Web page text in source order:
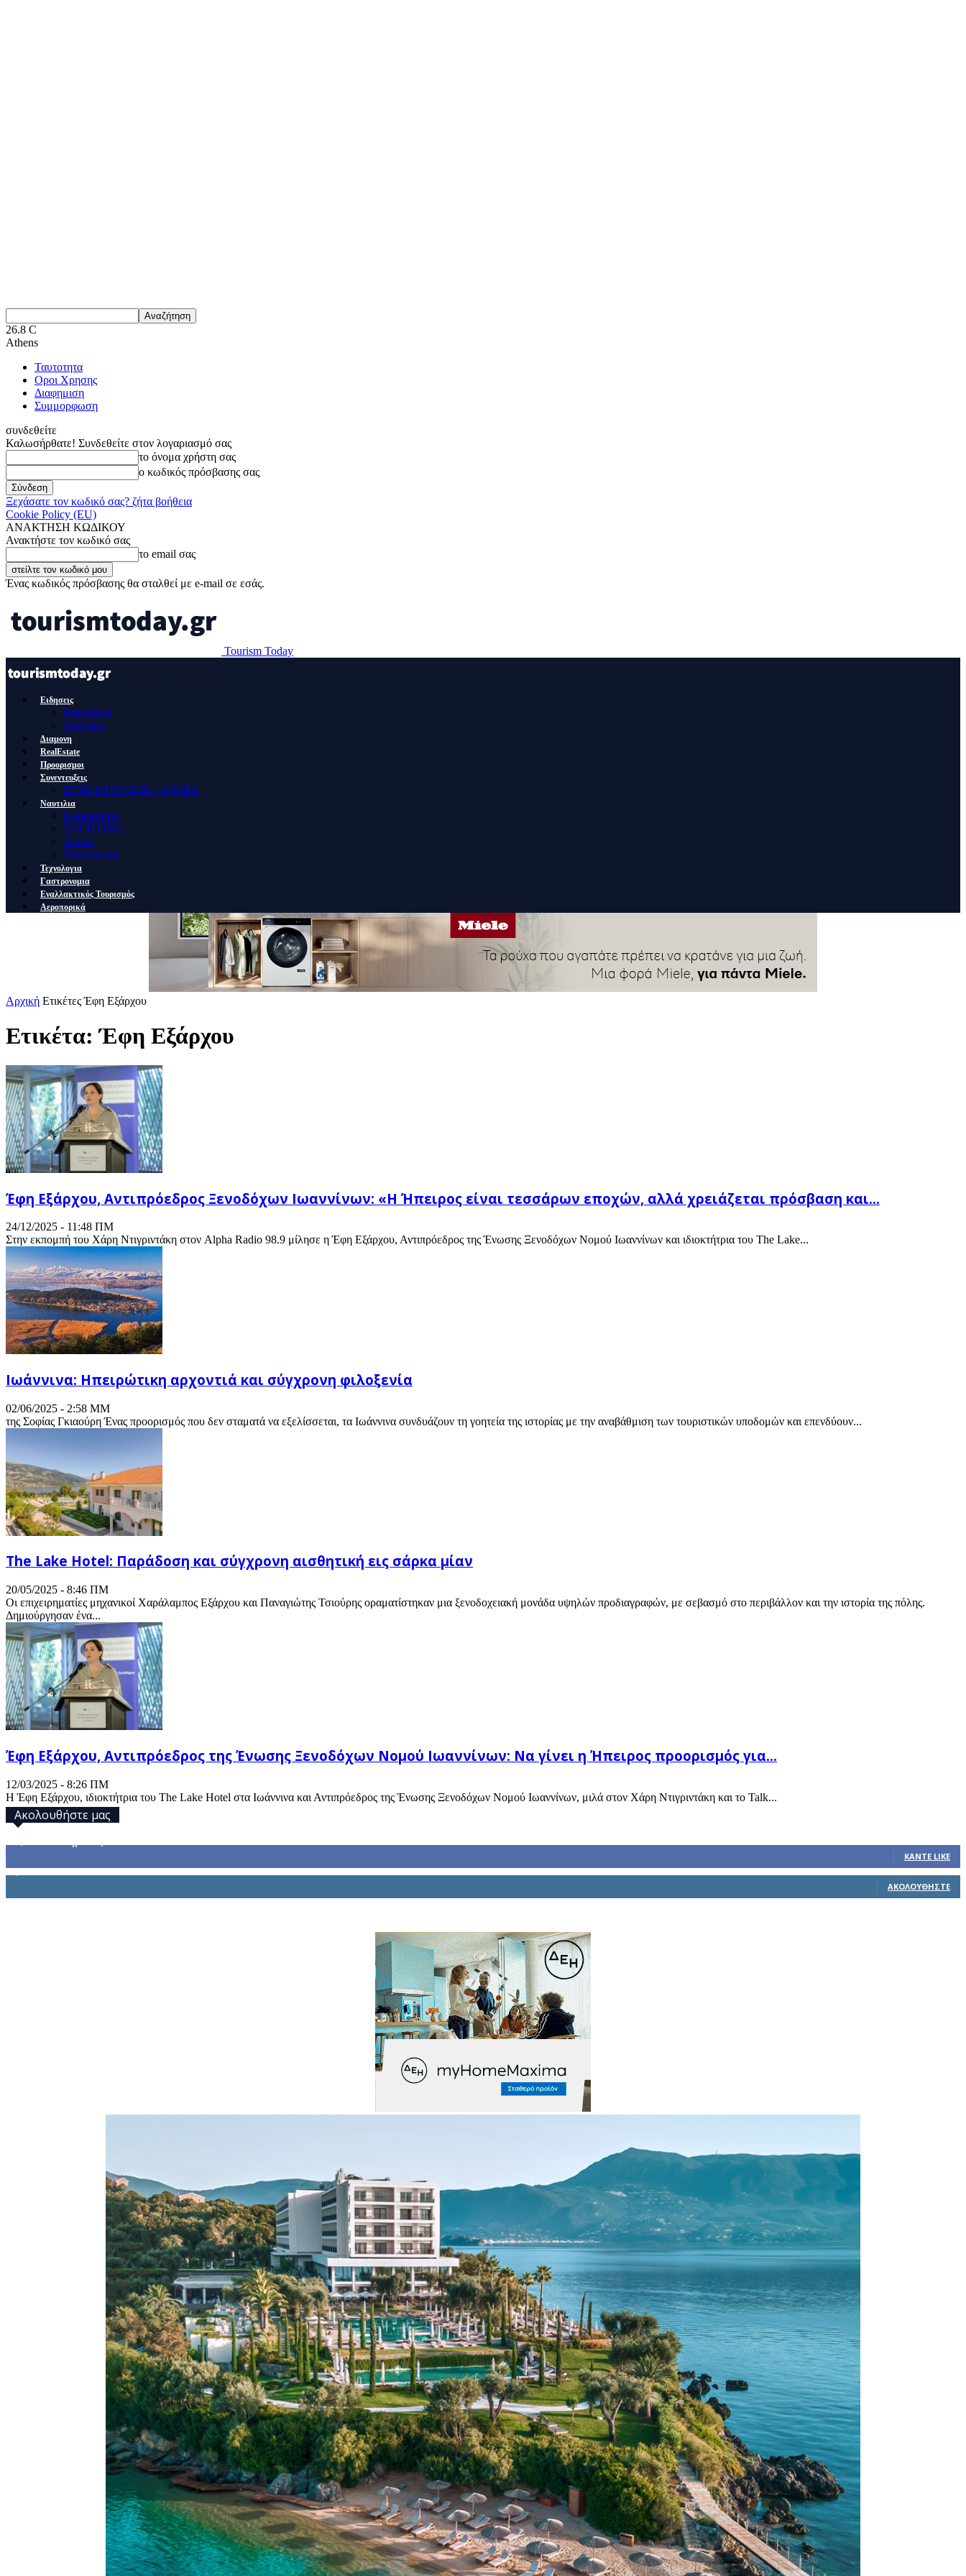
26.8 C
Athens
Ταυτοτητα
Οροι Χρησης
Διαφημιση
Συμμορφωση
συνδεθείτε
Καλωσήρθατε! Συνδεθείτε στον λογαριασμό σας
το όνομα χρήστη σας
ο κωδικός πρόσβασης σας
Ξεχάσατε τον κωδικό σας? ζήτα βοήθεια
Cookie Policy (EU)
ΑΝΑΚΤΗΣΗ ΚΩΔΙΚΟΥ
Ανακτήστε τον κωδικό σας
το email σας
Ένας κωδικός πρόσβασης θα σταλθεί με e-mail σε εσάς.
Tourism Today
Ειδησεις
Οικονομια
Πολιτικη
Διαμονη
RealEstate
Προορισμοι
Συνεντευξεις
ΣΥΝΕΝΤΕΥΞΕΙΣ – ΑΡΘΡΑ
Ναυτιλια
Κρουαζιερα
YACHTING
Λιμανι
Ποντοπορος
Τεχνολογια
Γαστρονομια
Εναλλακτικός Τουρισμός
Αεροπορικά
Αρχική Ετικέτες Έφη Εξάρχου
Ετικέτα: Έφη Εξάρχου
Έφη Εξάρχου, Αντιπρόεδρος Ξενοδόχων Ιωαννίνων: «Η Ήπειρος είναι τεσσάρων εποχών, αλλά χρειάζεται πρόσβαση και...
24/12/2025 - 11:48 ΠΜ
Στην εκπομπή του Χάρη Ντιγριντάκη στον Alpha Radio 98.9 μίλησε η Έφη Εξάρχου, Αντιπρόεδρος της Ένωσης Ξενοδόχων Νομού Ιωαννίνων και ιδιοκτήτρια του The Lake...
Ιωάννινα: Ηπειρώτικη αρχοντιά και σύγχρονη φιλοξενία
02/06/2025 - 2:58 ΜΜ
της Σοφίας Γκιαούρη Ένας προορισμός που δεν σταματά να εξελίσσεται, τα Ιωάννινα συνδυάζουν τη γοητεία της ιστορίας με την αναβάθμιση των τουριστικών υποδομών και επενδύουν...
The Lake Hotel: Παράδοση και σύγχρονη αισθητική εις σάρκα μίαν
20/05/2025 - 8:46 ΠΜ
Οι επιχειρηματίες μηχανικοί Χαράλαμπος Εξάρχου και Παναγιώτης Τσιούρης οραματίστηκαν μια ξενοδοχειακή μονάδα υψηλών προδιαγραφών, με σεβασμό στο περιβάλλον και την ιστορία της πόλης.
Δημιούργησαν ένα...
Έφη Εξάρχου, Αντιπρόεδρος της Ένωσης Ξενοδόχων Νομού Ιωαννίνων: Να γίνει η Ήπειρος προορισμός για...
12/03/2025 - 8:26 ΠΜ
Η Έφη Εξάρχου, ιδιοκτήτρια του The Lake Hotel στα Ιωάννινα και Αντιπρόεδρος της Ένωσης Ξενοδόχων Νομού Ιωαννίνων, μιλά στον Χάρη Ντιγριντάκη και το Talk...
Ακολουθήστε μας
ΚΆΝΤΕ LIKE
1,914 Ακόλουθοι
ΑΚΟΛΟΥΘΉΣΤΕ